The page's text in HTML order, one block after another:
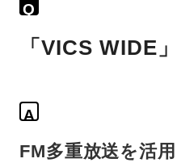
Q
「VICS WIDE
A
FM多重放送を活